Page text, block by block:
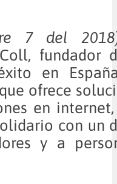
7
fundador
en
ofrece
en
con un
y a